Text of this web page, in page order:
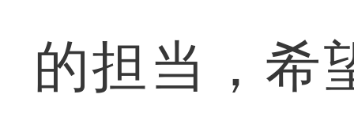
的担当，希